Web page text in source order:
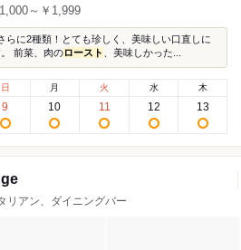
～￥1,999
らに2種類！とても珍しく、美味しい口直しに
前菜、肉のロースト 、美味しかった...
日
9
月
10
火
11
水
12
木
13
リアン、ダイニングバー